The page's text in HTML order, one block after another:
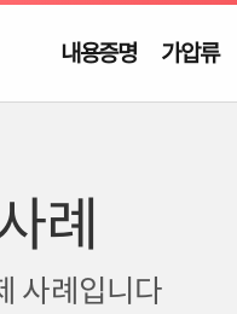
내용증명 가압류
례
사례입니다